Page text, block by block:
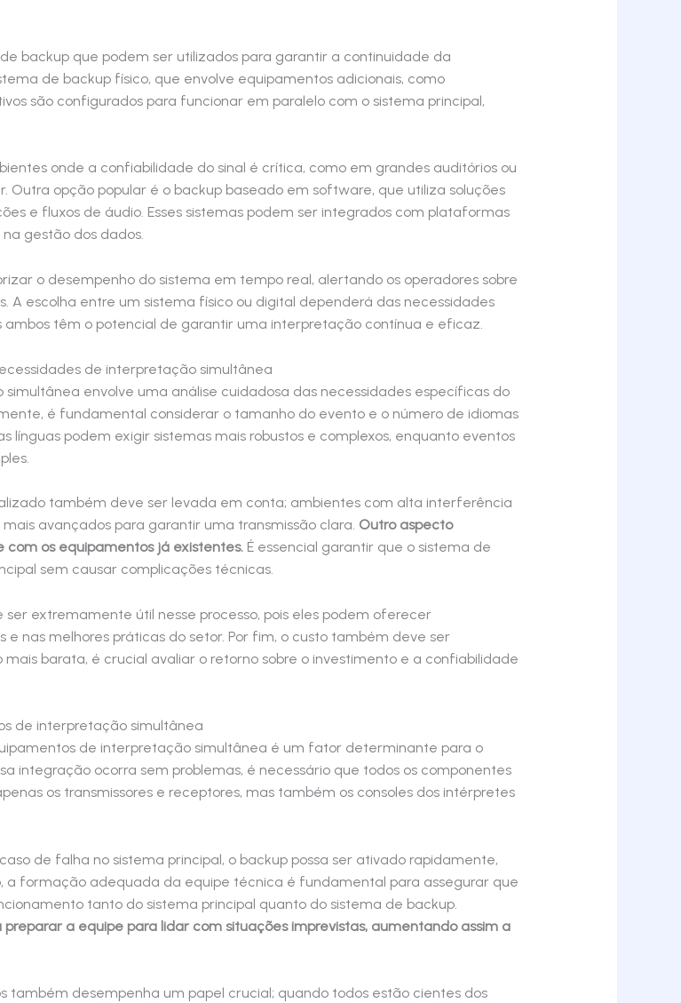
backup que podem ser utilizados para garantir a continuidade da
de backup físico, que envolve equipamentos adicionais, como
são configurados para funcionar em paralelo com o sistema principal,
onde a confiabilidade do sinal é crítica, como em grandes auditórios ou
Outra opção popular é o backup baseado em software, que utiliza soluções
e fluxos de áudio. Esses sistemas podem ser integrados com plataformas
gestão dos dados.
o desempenho do sistema em tempo real, alertando os operadores sobre
A escolha entre um sistema físico ou digital dependerá das necessidades
têm o potencial de garantir uma interpretação contínua e eficaz.
de interpretação simultânea
envolve uma análise cuidadosa das necessidades específicas do
é fundamental considerar o tamanho do evento e o número de idiomas
línguas podem exigir sistemas mais robustos e complexos, enquanto eventos
também deve ser levada em conta; ambientes com alta interferência
avançados para garantir uma transmissão clara. Outro aspecto
os equipamentos já existentes.É essencial garantir que o sistema de
sem causar complicações técnicas.
extremamente útil nesse processo, pois eles podem oferecer
nas melhores práticas do setor. Por fim, o custo também deve ser
barata, é crucial avaliar o retorno sobre o investimento e a confiabilidade
de interpretação simultânea
de interpretação simultânea é um fator determinante para o
integração ocorra sem problemas, é necessário que todos os componentes
os transmissores e receptores, mas também os consoles dos intérpretes
de falha no sistema principal, o backup possa ser ativado rapidamente,
a formação adequada da equipe técnica é fundamental para assegurar que
tanto do sistema principal quanto do sistema de backup.
a equipe para lidar com situações imprevistas, aumentando assim a
também desempenha um papel crucial; quando todos estão cientes dos